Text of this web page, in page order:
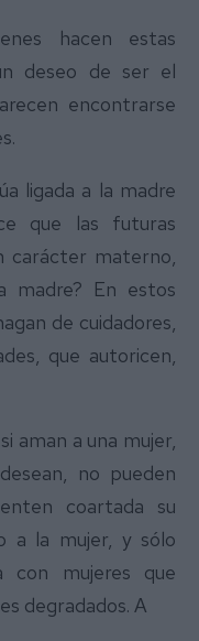
hacen estas
deseo de ser el
encontrarse
ligada a la madre
que las futuras
carácter materno,
madre? En estos
de cuidadores,
que autoricen,
aman a una mujer,
no pueden
coartada su
a la mujer, y sólo
con mujeres que
degradados. A